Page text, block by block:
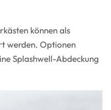
können als
werden. Optionen
Splashwell-Abdeckung